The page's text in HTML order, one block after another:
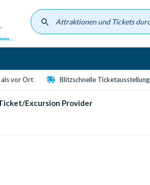
als vor Ort Blitzschnelle Ticketausstellung
Excursion Provider